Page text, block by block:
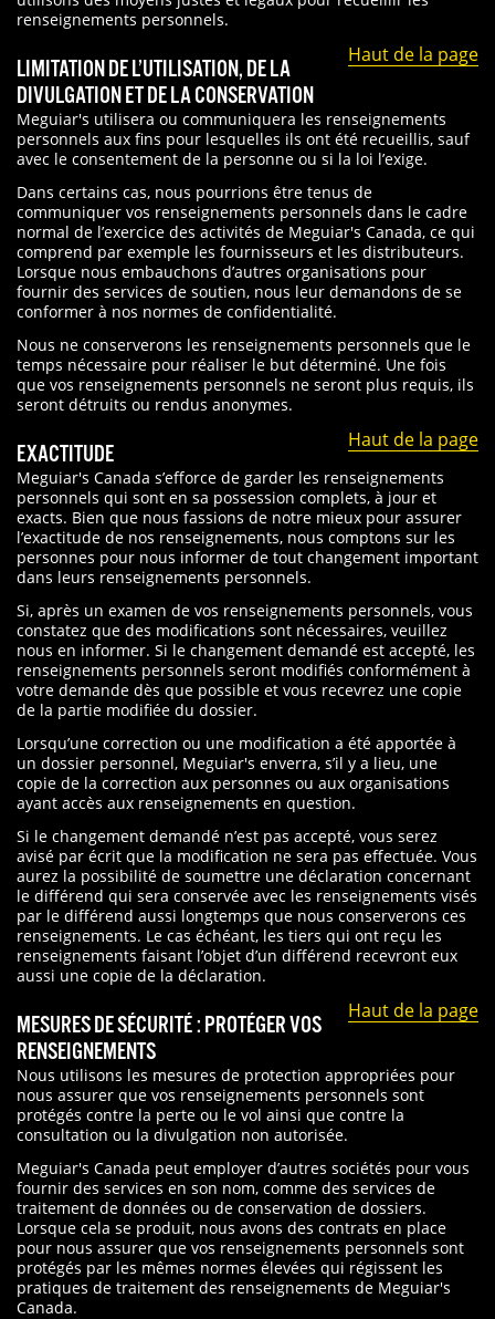
renseignements personnels.
Haut de la page
LIMITATION DE L’UTILISATION, DE LA
DIVULGATION ET DE LA CONSERVATION
Meguiar's utilisera ou communiquera les renseignements
personnels aux fins pour lesquelles ils ont été recueillis, sauf
avec le consentement de la personne ou si la loi l’exige.
Dans certains cas, nous pourrions être tenus de
communiquer vos renseignements personnels dans le cadre
normal de l’exercice des activités de Meguiar's Canada, ce qui
comprend par exemple les fournisseurs et les distributeurs.
Lorsque nous embauchons d’autres organisations pour
fournir des services de soutien, nous leur demandons de se
conformer à nos normes de confidentialité.
Nous ne conserverons les renseignements personnels que le
temps nécessaire pour réaliser le but déterminé. Une fois
que vos renseignements personnels ne seront plus requis, ils
seront détruits ou rendus anonymes.
Haut de la page
EXACTITUDE
Meguiar's Canada s’efforce de garder les renseignements
personnels qui sont en sa possession complets, à jour et
exacts. Bien que nous fassions de notre mieux pour assurer
l’exactitude de nos renseignements, nous comptons sur les
personnes pour nous informer de tout changement important
dans leurs renseignements personnels.
Si, après un examen de vos renseignements personnels, vous
constatez que des modifications sont nécessaires, veuillez
nous en informer. Si le changement demandé est accepté, les
renseignements personnels seront modifiés conformément à
votre demande dès que possible et vous recevrez une copie
de la partie modifiée du dossier.
Lorsqu’une correction ou une modification a été apportée à
un dossier personnel, Meguiar's enverra, s’il y a lieu, une
copie de la correction aux personnes ou aux organisations
ayant accès aux renseignements en question.
Si le changement demandé n’est pas accepté, vous serez
avisé par écrit que la modification ne sera pas effectuée. Vous
aurez la possibilité de soumettre une déclaration concernant
le différend qui sera conservée avec les renseignements visés
par le différend aussi longtemps que nous conserverons ces
renseignements. Le cas échéant, les tiers qui ont reçu les
renseignements faisant l’objet d’un différend recevront eux
aussi une copie de la déclaration.
Haut de la page
MESURES DE SÉCURITÉ : PROTÉGER VOS
RENSEIGNEMENTS
Nous utilisons les mesures de protection appropriées pour
nous assurer que vos renseignements personnels sont
protégés contre la perte ou le vol ainsi que contre la
consultation ou la divulgation non autorisée.
Meguiar's Canada peut employer d’autres sociétés pour vous
fournir des services en son nom, comme des services de
traitement de données ou de conservation de dossiers.
Lorsque cela se produit, nous avons des contrats en place
pour nous assurer que vos renseignements personnels sont
protégés par les mêmes normes élevées qui régissent les
pratiques de traitement des renseignements de Meguiar's
Canada.